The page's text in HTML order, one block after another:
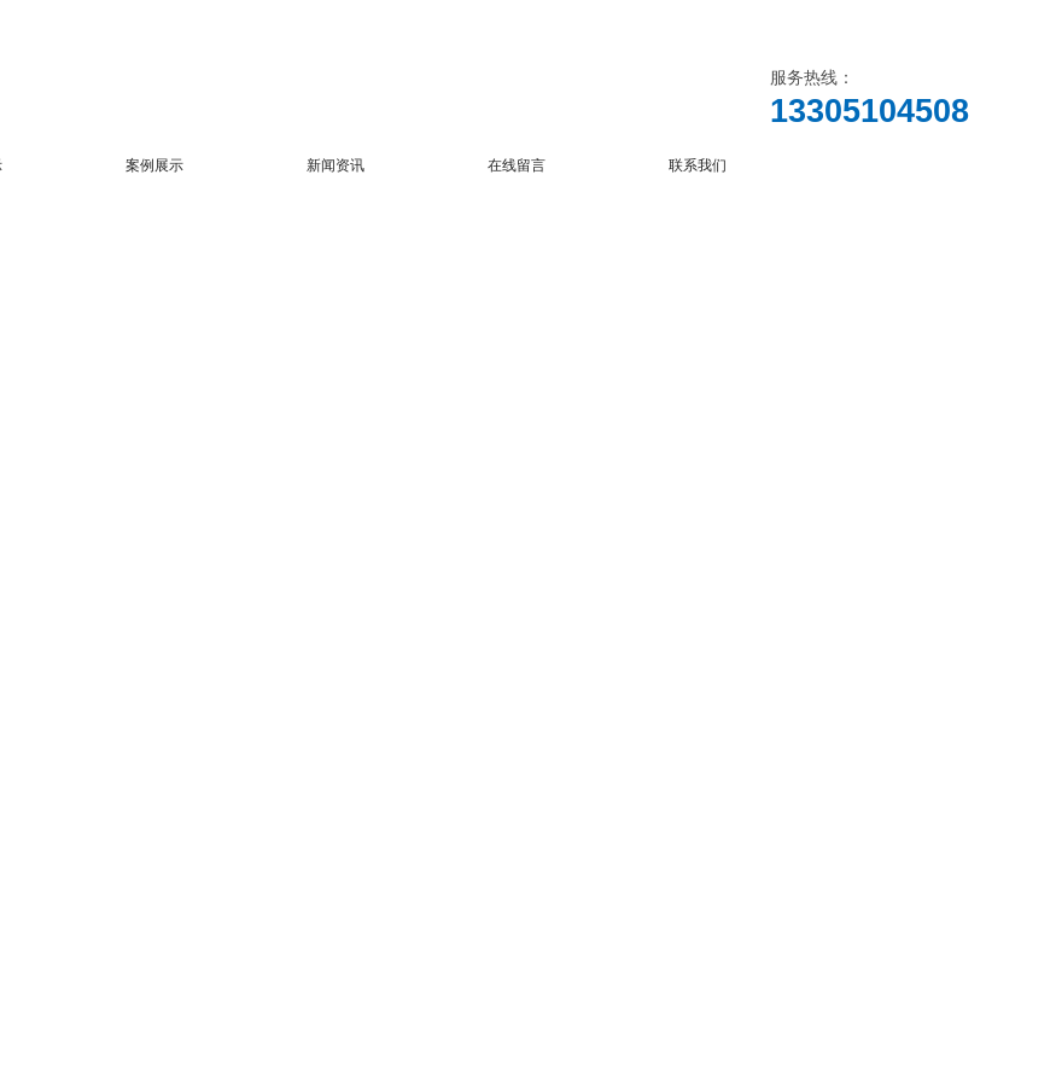
服务热线：
13305104508
案例展示 新闻资讯 在线留言 联系我们